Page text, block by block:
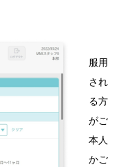
服用
され
る方
がご
本人
かご